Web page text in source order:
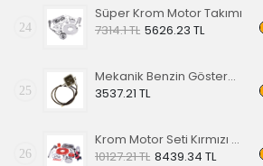
24
Süper Krom Motor Takımı
7314.1 TL 5626.23 TL
25
Mekanik Benzin Göstergesi 1962-1967 Model OE 113919029
3537.21 TL
26
Krom Motor Seti Kırmızı Süper Delüks
10127.21 TL 8439.34 TL